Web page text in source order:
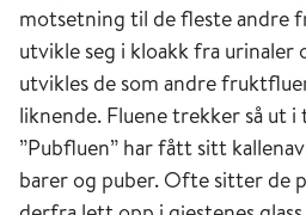
motsetning til de fleste andre
utvikle seg i kloakk fra
utvikles de som andre
liknende. Fluene trekker så ut
”Pubfluen” har fått sitt
barer og puber. Ofte sitter de